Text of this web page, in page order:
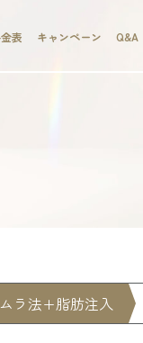
表 キャンペーン Q&A
ラ法+脂肪注入